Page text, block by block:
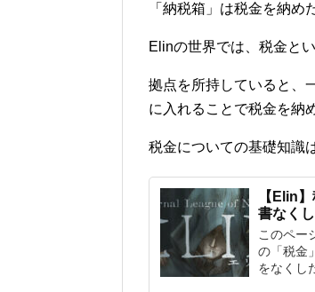
「納税箱」は税金を納め
Elinの世界では、税金と
拠点を所持していると、
に入れることで税金を納
税金についての基礎知識
【Elin
書なく
このペー
の「税金
をなくし